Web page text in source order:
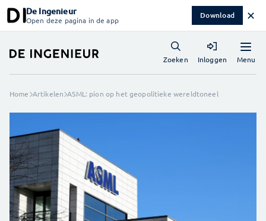
De Ingenieur
Open deze pagina in de app Download ✕
Menu
Zoeken Inloggen
Home Artikelen ASML: pion op het geopolitieke wereldtoneel